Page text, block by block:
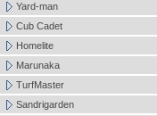
Yard-man
Cub Cadet
Homelite
Marunaka
TurfMaster
Sandrigarden